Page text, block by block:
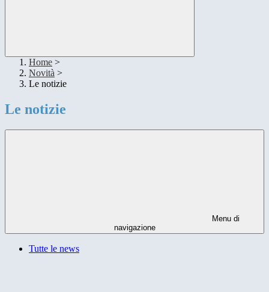
Home >
Novità >
Le notizie
Le notizie
Menu di
navigazione
Tutte le news